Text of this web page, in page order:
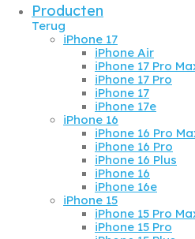
Producten
Terug
iPhone 17
iPhone Air
iPhone 17 Pro
iPhone 17 Pro
iPhone 17
iPhone 17e
iPhone 16
iPhone 16 Pro
iPhone 16 Pro
iPhone 16 Plus
iPhone 16
iPhone 16e
iPhone 15
iPhone 15 Pro
iPhone 15 Pro